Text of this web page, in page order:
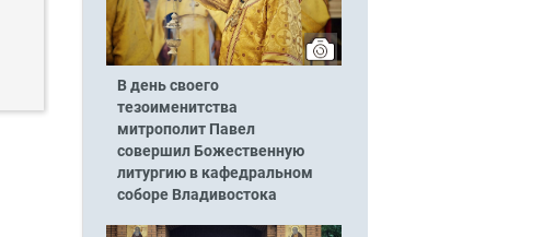
В день своего
тезоименитства
митрополит Павел
совершил Божественную
литургию в кафедральном
соборе Владивостока